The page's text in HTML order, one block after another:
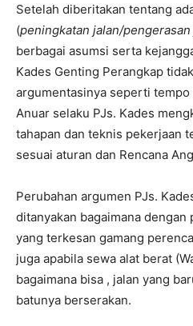
Setelah diberitakan tentang
(peningkatan jalan/pengerasan
berbagai asumsi serta
Kades Genting Perangkap
argumentasinya seperti
Anuar selaku PJs. Kades
tahapan dan teknis pekerjaan
sesuai aturan dan Rencana
Perubahan argumen PJs.
ditanyakan bagaimana dengan
yang terkesan gamang
juga apabila sewa alat berat
bagaimana bisa , jalan yang
batunya berserakan.